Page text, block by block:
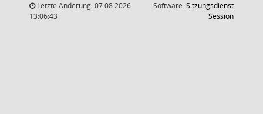
Letzte Änderung: 07.08.2026
13:06:43
Software:Sitzungsdienst
Session(Wird in